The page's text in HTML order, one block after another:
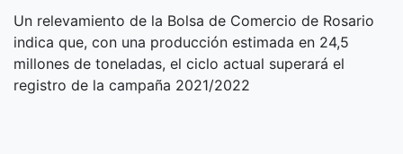
Un relevamiento de la Bolsa de Comercio de Rosario
indica que, con una producción estimada en 24,5
millones de toneladas, el ciclo actual superará el
registro de la campaña 2021/2022